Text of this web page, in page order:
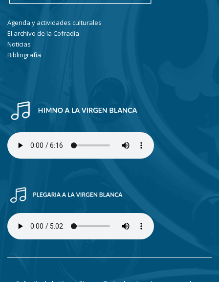
Agenda y actividades culturales
El archivo de la Cofradía
Noticias
Bibliografía